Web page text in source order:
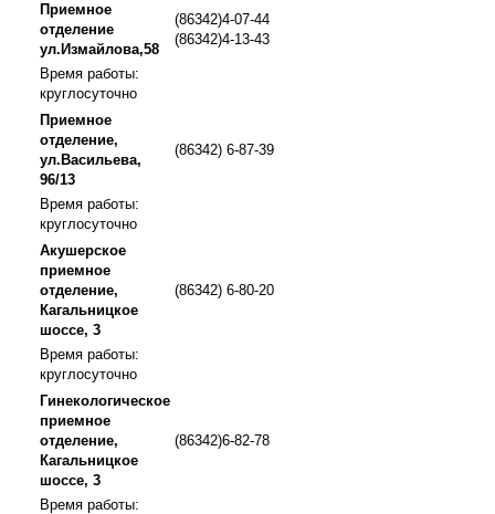
Приемное
отделение
ул.Измайлова,58
(86342)4-07-44
(86342)4-13-43
Время работы:
круглосуточно
Приемное
отделение,
ул.Васильева,
96/13
(86342) 6-87-39
Время работы:
круглосуточно
Акушерское
приемное
отделение,
Кагальницкое
шоссе, 3
(86342) 6-80-20
Время работы:
круглосуточно
Гинекологическое
приемное
отделение,
Кагальницкое
шоссе, 3
(86342)6-82-78
Время работы: